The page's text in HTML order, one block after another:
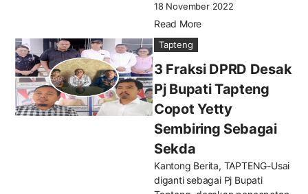
18 November 2022
Read More
Tapteng
3 Fraksi DPRD Desak
Pj Bupati Tapteng
Copot Yetty
Sembiring Sebagai
Sekda
Kantong Berita, TAPTENG-Usai
diganti sebagai Pj Bupati